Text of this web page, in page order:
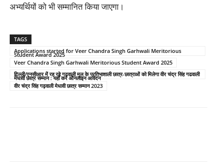
अभ्यर्थियों को भी सम्मानित किया जाएगा।
TAGS
Applications started for Veer Chandra Singh Garhwali Meritorious
Student Award 2025
Veer Chandra Singh Garhwali Meritorious Student Award 2025
दिल्ली/एनसीआर में रह रहे गढ़वाली मूल के प्रतिभाशाली छात्र-छात्राओं को मिलेगा वीर चंद्र सिंह गढवाली
मेधावी छात्र सम्मान : यहाँ करे ऑनलाइन आवेदन
वीर चंद्र सिंह गढ़वाली मेधावी छात्र सम्मान 2023